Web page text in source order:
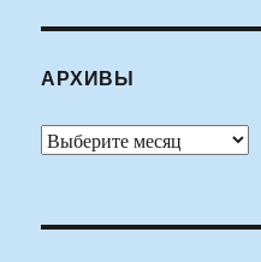
АРХИВЫ
Архивы